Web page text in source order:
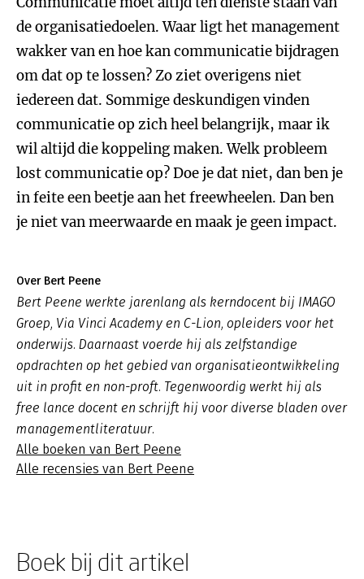
de organisatiedoelen. Waar ligt het management
wakker van en hoe kan communicatie bijdragen
om dat op te lossen? Zo ziet overigens niet
iedereen dat. Sommige deskundigen vinden
communicatie op zich heel belangrijk, maar ik
wil altijd die koppeling maken. Welk probleem
lost communicatie op? Doe je dat niet, dan ben je
in feite een beetje aan het freewheelen. Dan ben
je niet van meerwaarde en maak je geen impact.
Over Bert Peene
Bert Peene werkte jarenlang als kerndocent bij IMAGO
Groep, Via Vinci Academy en C-Lion, opleiders voor het
onderwijs. Daarnaast voerde hij als zelfstandige
opdrachten op het gebied van organisatieontwikkeling
uit in profit en non-proft. Tegenwoordig werkt hij als
free lance docent en schrijft hij voor diverse bladen over
managementliteratuur.
Alle boeken van Bert Peene
Alle recensies van Bert Peene
Boek bij dit artikel